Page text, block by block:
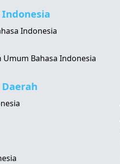
Indonesia
Indonesia
Umum Bahasa Indonesia
Daerah